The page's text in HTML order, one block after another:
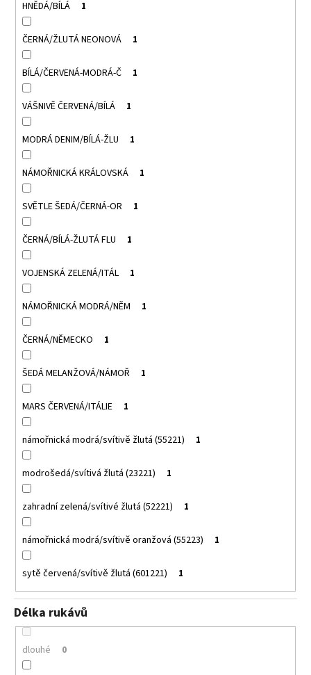
HNĚDÁ/BÍLÁ 1
ČERNÁ/ŽLUTÁ NEONOVÁ 1
BÍLÁ/ČERVENÁ-MODRÁ-Č 1
VÁŠNIVĚ ČERVENÁ/BÍLÁ 1
MODRÁ DENIM/BÍLÁ-ŽLU 1
NÁMOŘNICKÁ KRÁLOVSKÁ 1
SVĚTLE ŠEDÁ/ČERNÁ-OR 1
ČERNÁ/BÍLÁ-ŽLUTÁ FLU 1
VOJENSKÁ ZELENÁ/ITÁL 1
NÁMOŘNICKÁ MODRÁ/NĚM 1
ČERNÁ/NĚMECKO 1
ŠEDÁ MELANŽOVÁ/NÁMOŘ 1
MARS ČERVENÁ/ITÁLIE 1
námořnická modrá/svítivě žlutá (55221) 1
modrošedá/svítivá žlutá (23221) 1
zahradní zelená/svítivé žlutá (52221) 1
námořnická modrá/svítivě oranžová (55223) 1
sytě červená/svítivě žlutá (601221) 1
Délka rukávů
dlouhé 0